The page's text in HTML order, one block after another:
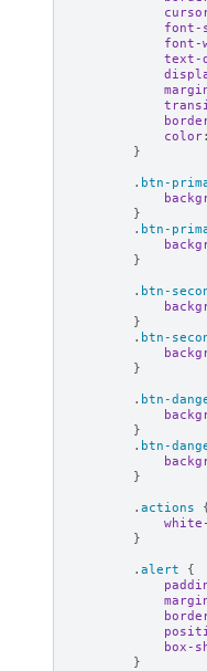
font-
font-
text-
color:
}
. btn-
}
. btn-
}
. btn-
}
. btn-
}
. btn-
}
. btn-
}
. actions
}
. alert
{
box-
}